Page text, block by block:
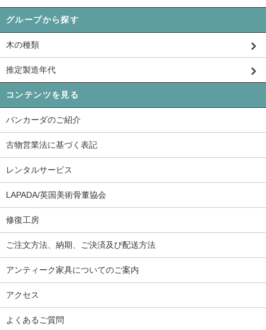
グループから探す
木の種類
推定製造年代
コンテンツを見る
パンカーダのご紹介
古物営業法に基づく表記
レンタルサービス
LAPADA/英国美術骨董協会
修復工房
ご注文方法、納期、ご決済及び配送方法
アンティーク家具についてのご案内
アクセス
よくあるご質問